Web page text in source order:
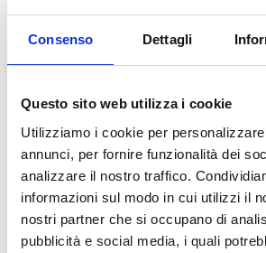
Consenso Dettagli
Questo sito web utilizza i cookie
Utilizziamo i cookie per
annunci, per fornire funzionalità dei
analizzare il nostro traffico.
informazioni sul modo in cui utilizzi il
nostri partner che si occupano di
pubblicità e social media, i quali
possibile rivolgersi aofficine
gommisti di fiducia ed e-
certificatiche offrono ampia
promozioni stagionali. A
personalizzata, permettendoti
soluzione ideale in base al tipo
allo stile di guida.
Conclusione: investire in